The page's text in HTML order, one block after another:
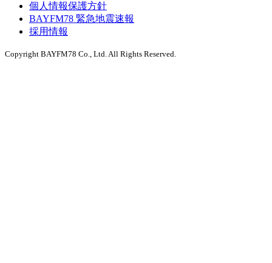
個人情報保護方針
BAYFM78 緊急地震速報
採用情報
Copyright BAYFM78 Co., Ltd. All Rights Reserved.